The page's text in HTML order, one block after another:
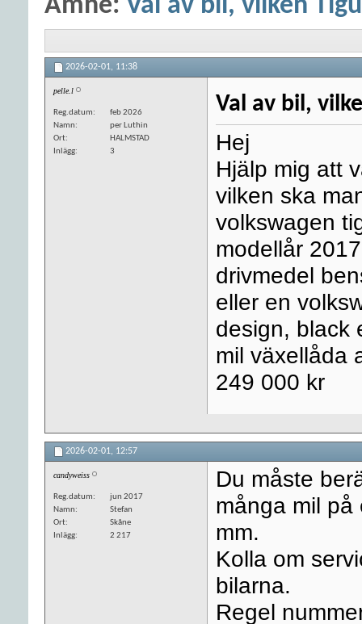
Ämne: Val av bil, vilken
2026-02-01, 11:38
pelle.l
Reg.datum
feb 2026
Namn
per Luthin
Ort
HALMSTAD
Inlägg
3
Val av bil,
Hej
Hjälp mig att
vilken ska
volkswagen
modellår
drivmedel
eller en
design, black
mil växellåda
249 000 kr
2026-02-01, 12:57
candyweiss
Reg.datum
jun 2017
Namn
Stefan
Ort
Skåne
Inlägg
2 217
Du måste
många mil på
mm.
Kolla om
bilarna.
Regel